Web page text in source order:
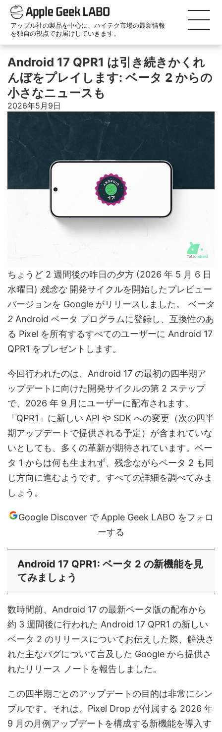
アップル社の製品を中心に、ハイテク市場の最新情報
を独自の視点でお届けしていきます。
Android 17 QPR1 は引き続きかくれ
んぼをプレイします: ベータ 2 からの
小さなニュースも
2026年5月9日
ちょうど 2 週間後の昨日の夕方 (2026 年 5 月 6 日
水曜日) 残念な 開発サイクルを開始したプレビュー
バージョンを Google がリリースしました。 ベータ
2 Android ベータ プログラムに登録し、互換性のあ
る Pixel を所有するすべてのユーザーに Android 17
QPR1 をプレゼントします。
今回行われたのは、Android 17 の最初の四半期ア
ップデートに向けた開発サイクルの第 2 ステップ
で、2026 年 9 月にユーザーに配布されます。
「QPR1」に新しい API や SDK への変更（次の四半
期アップデートで提供される予定）が含まれていな
いとしても、多くの革新が期待されています。ベー
タ 1 からは何も生まれず、残念ながらベータ 2 も同
じ方向に進むようです。すべての詳細を調べてみま
しょう。
Google Discover で Apple Geek LABO をフォロ
ーする
Android 17 QPR1: ベータ 2 の新機能を見
てみましょう
数時間前、Android 17 の最新ベータ版の配布から
約 3 週間後に行われた Android 17 QPR1 の新しい
ベータ 2 のリリースについてお伝えした際、解決さ
れた主なバグについて言及した Google から提供さ
れたリリース ノートを報告しました。
この四半期ごとのアップデートの目的は非常にシン
プルです。それは、Pixel Drop が付属する 2026 年
9 月の月例アップデートを構成する新機能を導入す